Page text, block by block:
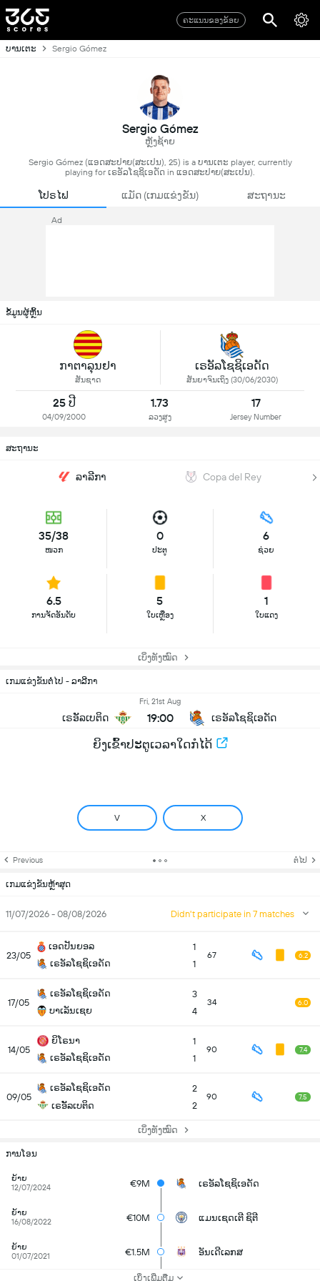
ຄະແນນຂອງຂ້ອຍ
ບານເຕະ Sergio Gómez
Sergio Gómez
ຫຼັງຊ້າຍ
Sergio Gómez (ແອດສະປາຍ​(ສະເປນ), 25) is a ບານເຕະ player, currently
playing for ເຣອັລໂຊຊິເອດັດ in ແອດສະປາຍ​(ສະເປນ).
ໂປຣໄຟ ແມັດ (ເກມແຂ່ງຂັນ) ສະຖານະ
Ad
ຂໍ້ມູນຜູ້ຫຼິ້ນ
ກາຕາລຸນຢາ
ສັນຊາດ
ເຣອັລໂຊຊິເອດັດ
ສັນຍາຈົນເຖິງ (30/06/2030)
25 ປີ
04/09/2000
1.73
ລວງສູງ
17
Jersey Number
ສະຖານະ
ລາລີກາ Copa del Rey
35/38
ໜວກ
0
ປະຕູ
6
ຊ່ວຍ
6.5
ການຈັດອັນດັບ
5
ໃບເຫຼືອງ
1
ໃບແດງ
ເບິ່ງທັງໝົດ
ເກມແຂ່ງຂັນຕໍ່ໄປ - ລາລີກາ
ເຣອັັລເບຕິດ
Fri, 21st Aug
19:00 ເຣອັລໂຊຊິເອດັດ
ຍິງເຂົ້າປະຕູເວລາໃດກໍໄດ້
V X
Previous ຕໍ່ໄປ
ເກມແຂ່ງຂັນຫຼ້າສຸດ
11/07/2026 - 08/08/2026 Didn't participate in 7 matches
23/05
ເອດປັນຍອລ
ເຣອັລໂຊຊິເອດັດ
1
1
67 6.2
17/05
ເຣອັລໂຊຊິເອດັດ
ບາເລັນເຊຍ
3
4
34 6.0
14/05
ຍິໂຣນາ
ເຣອັລໂຊຊິເອດັດ
1
1
90 7.4
09/05
ເຣອັລໂຊຊິເອດັດ
ເຣອັັລເບຕິດ
2
2
90 7.5
ເບິ່ງທັງໝົດ
ການໂອນ
ຍ້າຍ
12/07/2024
€9M ເຣອັລໂຊຊິເອດັດ
ຍ້າຍ
16/08/2022
€10M ແມນເຊດເຕີ ຊິຕີ
ຍ້າຍ
01/07/2021
€1.5M ອັນເດີເລກສ
ເບິ່ງເພີ່ມຕື່ມ